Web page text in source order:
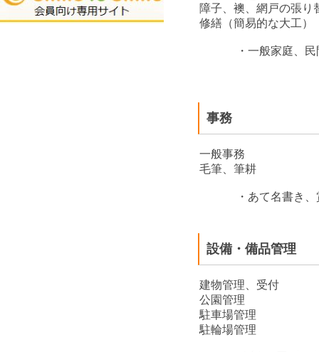
障子、襖、網戸の張り
修繕（簡易的な大工）
・一般家庭、民間
事務
一般事務
毛筆、筆耕
・あて名書き、
設備・備品管理
建物管理、受付
公園管理
駐車場管理
駐輪場管理